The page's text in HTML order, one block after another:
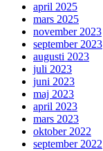
april 2025
mars 2025
november 2023
september 2023
augusti 2023
juli 2023
juni 2023
maj 2023
april 2023
mars 2023
oktober 2022
september 2022